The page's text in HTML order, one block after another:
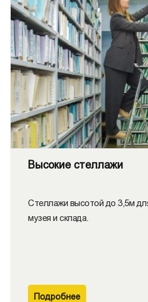
Высокие стеллажи
Стеллажи высотой до 3,5м
музея и склада.
Подробнее